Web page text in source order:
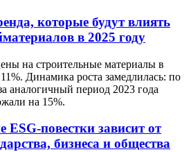
которые будут влиять
в 2025 году
на строительные материалы в
Динамика роста замедлилась: по
аналогичный период 2023 года
на 15%.
ESG-повестки зависит от
бизнеса и общества